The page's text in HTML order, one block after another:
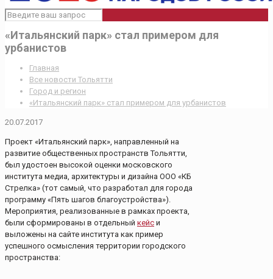
«Итальянский парк» стал примером для
урбанистов
Главная
Все новости Тольятти
Город и регион
«Итальянский парк» стал примером для урбанистов
20.07.2017
Проект «Итальянский парк», направленный на
развитие общественных пространств Тольятти,
был удостоен высокой оценки московского
института медиа, архитектуры и дизайна ООО «КБ
Стрелка» (тот самый, что разработал для города
программу «Пять шагов благоустройства»).
Мероприятия, реализованные в рамках проекта,
были сформированы в отдельный кейс и
выложены на сайте института как пример
успешного осмысления территории городского
пространства: